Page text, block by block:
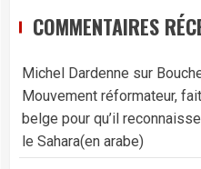
COMMENTAIRES
Michel Dardenne sur
Mouvement réformateur,
belge pour qu’il
le Sahara(en arabe)